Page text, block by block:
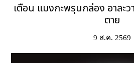
เตือน แมงกะพรุนกล่อง อาละ
ตาย
9 ส.ค. 2569